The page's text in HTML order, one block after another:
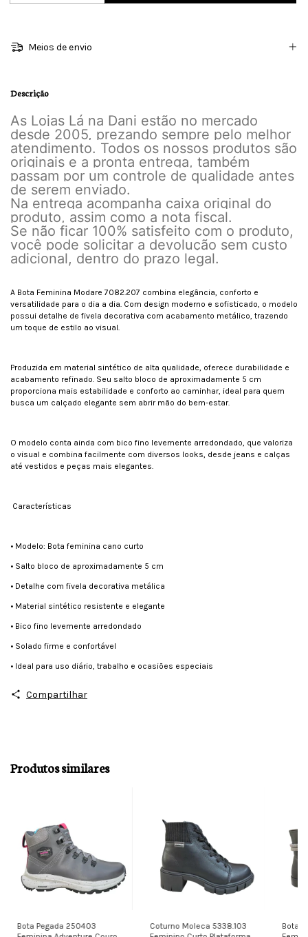
Meios de envio
Descrição
As Lojas Lá na Dani estão no mercado
desde 2005, prezando sempre pelo melhor
atendimento. Todos os nossos produtos são
originais e a pronta entrega, também
passam por um controle de qualidade antes
de serem enviado.
Na entrega acompanha caixa original do
produto, assim como a nota fiscal.
Se não ficar 100% satisfeito com o produto,
você pode solicitar a devolução sem custo
adicional, dentro do prazo legal.
A Bota Feminina Modare 7082.207 combina elegância, conforto e
versatilidade para o dia a dia. Com design moderno e sofisticado, o modelo
possui detalhe de fivela decorativa com acabamento metálico, trazendo
um toque de estilo ao visual.
Produzida em material sintético de alta qualidade, oferece durabilidade e
acabamento refinado. Seu salto bloco de aproximadamente 5 cm
proporciona mais estabilidade e conforto ao caminhar, ideal para quem
busca um calçado elegante sem abrir mão do bem-estar.
O modelo conta ainda com bico fino levemente arredondado, que valoriza
o visual e combina facilmente com diversos looks, desde jeans e calças
até vestidos e peças mais elegantes.
Características
• Modelo: Bota feminina cano curto
• Salto bloco de aproximadamente 5 cm
• Detalhe com fivela decorativa metálica
• Material sintético resistente e elegante
• Bico fino levemente arredondado
• Solado firme e confortável
• Ideal para uso diário, trabalho e ocasiões especiais
Compartilhar
Produtos similares
Bota Pegada 250403
Coturno Moleca 5338.103
Bota